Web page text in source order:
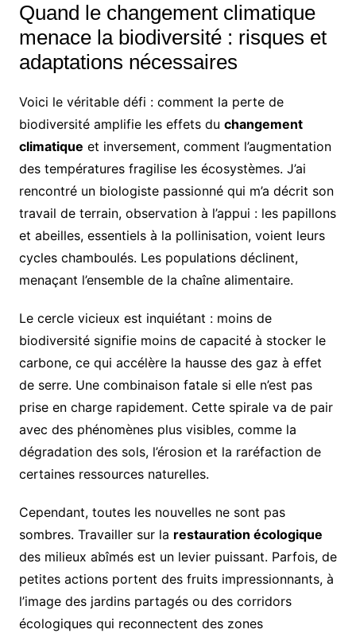
Quand le changement climatique
menace la biodiversité : risques et
adaptations nécessaires
Voici le véritable défi : comment la perte de
biodiversité amplifie les effets du changement
climatique et inversement, comment l’augmentation
des températures fragilise les écosystèmes. J’ai
rencontré un biologiste passionné qui m’a décrit son
travail de terrain, observation à l’appui : les papillons
et abeilles, essentiels à la pollinisation, voient leurs
cycles chamboulés. Les populations déclinent,
menaçant l’ensemble de la chaîne alimentaire.
Le cercle vicieux est inquiétant : moins de
biodiversité signifie moins de capacité à stocker le
carbone, ce qui accélère la hausse des gaz à effet
de serre. Une combinaison fatale si elle n’est pas
prise en charge rapidement. Cette spirale va de pair
avec des phénomènes plus visibles, comme la
dégradation des sols, l’érosion et la raréfaction de
certaines ressources naturelles.
Cependant, toutes les nouvelles ne sont pas
sombres. Travailler sur la restauration écologique
des milieux abîmés est un levier puissant. Parfois, de
petites actions portent des fruits impressionnants, à
l’image des jardins partagés ou des corridors
écologiques qui reconnectent des zones